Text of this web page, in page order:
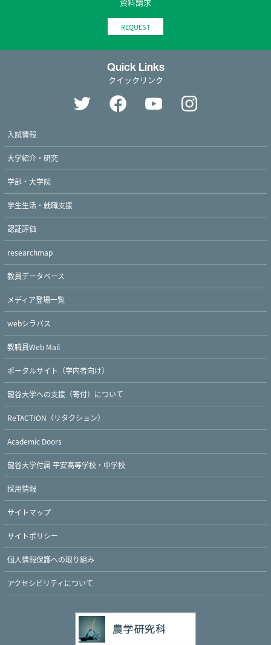
REQUEST
Quick Links
クイックリンク
入試情報
大学紹介・研究
学部・大学院
学生生活・就職支援
認証評価
researchmap
教員データベース
メディア登場一覧
webシラバス
教職員Web Mail
ポータルサイト（学内者向け）
龍谷大学への支援（寄付）について
ReTACTION（リタクション）
Academic Doors
龍谷大学付属 平安高等学校・中学校
採用情報
サイトマップ
サイトポリシー
個人情報保護への取り組み
アクセシビリティについて